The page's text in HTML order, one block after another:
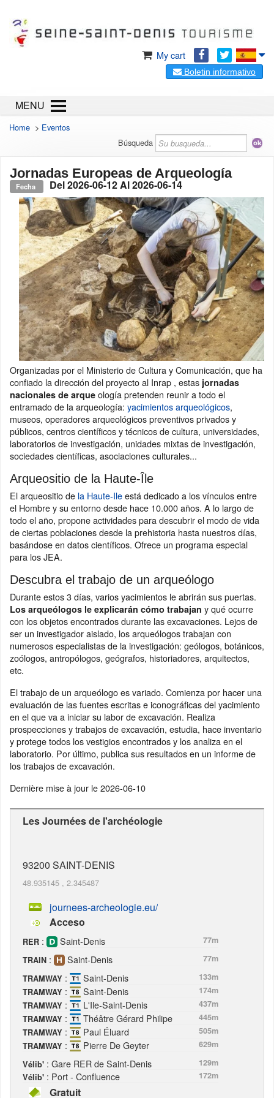
My cart
Boletin informativo
MENU
Home > Eventos
Búsqueda
Jornadas Europeas de Arqueología
Fecha Del2026-06-12Al2026-06-14
Organizadas por el Ministerio de Cultura y Comunicación, que ha
confiado la dirección del proyecto al Inrap , estas jornadas
nacionales de arque ología pretenden reunir a todo el
entramado de la arqueología: yacimientos arqueológicos,
museos, operadores arqueológicos preventivos privados y
públicos, centros científicos y técnicos de cultura, universidades,
laboratorios de investigación, unidades mixtas de investigación,
sociedades científicas, asociaciones culturales...
Arqueositio de la Haute-Île
El arqueositio de la Haute-Ileestá dedicado a los vínculos entre
el Hombre y su entorno desde hace 10.000 años. A lo largo de
todo el año, propone actividades para descubrir el modo de vida
de ciertas poblaciones desde la prehistoria hasta nuestros días,
basándose en datos científicos. Ofrece un programa especial
para los JEA.
Descubra el trabajo de un arqueólogo
Durante estos 3 días, varios yacimientos le abrirán sus puertas.
Los arqueólogos le explicarán cómo trabajan y qué ocurre
con los objetos encontrados durante las excavaciones. Lejos de
ser un investigador aislado, los arqueólogos trabajan con
numerosos especialistas de la investigación: geólogos, botánicos,
zoólogos, antropólogos, geógrafos, historiadores, arquitectos,
etc.
El trabajo de un arqueólogo es variado. Comienza por hacer una
evaluación de las fuentes escritas e iconográficas del yacimiento
en el que va a iniciar su labor de excavación. Realiza
prospecciones y trabajos de excavación, estudia, hace inventario
y protege todos los vestigios encontrados y los analiza en el
laboratorio. Por último, publica sus resultados en un informe de
los trabajos de excavación.
Dernière mise à jour le2026-06-10
Les Journées de l'archéologie
93200 SAINT-DENIS
48.935145 , 2.345487
journees-archeologie.eu/
Acceso
RER : Saint-Denis
77m
TRAIN : Saint-Denis
77m
TRAMWAY : Saint-Denis
133m
TRAMWAY : Saint-Denis
174m
TRAMWAY : L'Ile-Saint-Denis
437m
TRAMWAY : Théâtre Gérard Philipe
445m
TRAMWAY : Paul Éluard
505m
TRAMWAY : Pierre De Geyter
629m
Vélib' : Gare RER de Saint-Denis
129m
Vélib' : Port - Confluence 172m
Gratuit